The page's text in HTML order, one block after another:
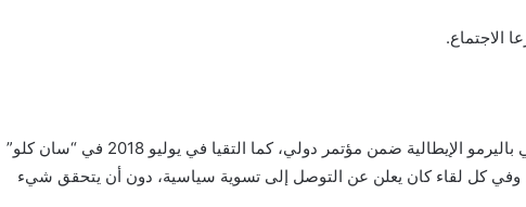
الاجتماع.
وكانت الشخصيتان التقتا في نوفمبر الماضي في باليرمو الإيطالية ضمن مؤتمر دولي، كما التقيا في يوليو 2018 في “سان كلو”
وفي كل لقاء كان يعلن عن التوصل إلى تسوية سياسية، دون أن يتحقق شيء